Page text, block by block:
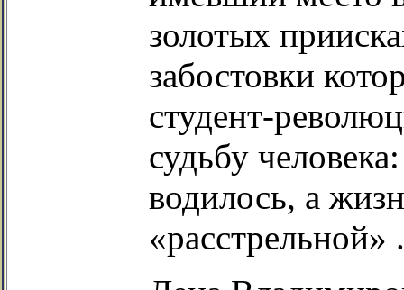
золотых
забостовки
студент-
судьбу
водилось, а
«расстрельной» .